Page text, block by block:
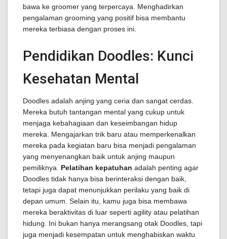
bawa ke groomer yang terpercaya. Menghadirkan
pengalaman grooming yang positif bisa membantu
mereka terbiasa dengan proses ini.
Pendidikan Doodles: Kunci
Kesehatan Mental
Doodles adalah anjing yang ceria dan sangat cerdas.
Mereka butuh tantangan mental yang cukup untuk
menjaga kebahagiaan dan keseimbangan hidup
mereka. Mengajarkan trik baru atau memperkenalkan
mereka pada kegiatan baru bisa menjadi pengalaman
yang menyenangkan baik untuk anjing maupun
pemiliknya. Pelatihan kepatuhan adalah penting agar
Doodles tidak hanya bisa berinteraksi dengan baik,
tetapi juga dapat menunjukkan perilaku yang baik di
depan umum. Selain itu, kamu juga bisa membawa
mereka beraktivitas di luar seperti agility atau pelatihan
hidung. Ini bukan hanya merangsang otak Doodles, tapi
juga menjadi kesempatan untuk menghabiskan waktu